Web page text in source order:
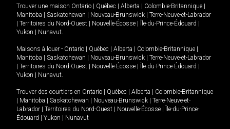
Trouver une maison Ontario Québec Alberta Colombie-Britannique
Manitoba
Saskatchewan Nouveau-Brunswick
Terre-Neuve-et-Labrador
Territoires du Nord-Ouest Nouvelle-Écosse Île-du-Prince-Édouard
Yukon
Nunavut.
Maisons à louer - Ontario Québec Alberta Colombie-Britannique
Manitoba
Saskatchewan Nouveau-Brunswick
Terre-Neuve-et-Labrador
Territoires du Nord-Ouest Nouvelle-Écosse Île-du-Prince-Édouard
Yukon
Nunavut.
Trouver des courtiers en Ontario Québec Alberta
Colombie-Britannique
Manitoba Saskatchewan Nouveau-Brunswick
Terre-Neuve-et-
Labrador
Territoires du Nord-Ouest Nouvelle-Écosse
Île-du-Prince-
Édouard
Yukon Nunavut